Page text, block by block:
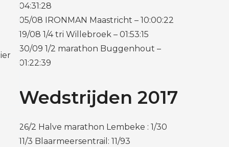
04:31:28
05/08 IRONMAN Maastricht – 10:00:22
19/08 1/4 tri Willebroek – 01:53:15
30/09 1/2 marathon Buggenhout –
01:22:39
Wedstrijden 2017
26/2 Halve marathon Lembeke : 1/30
11/3 Blaarmeersentrail: 11/93